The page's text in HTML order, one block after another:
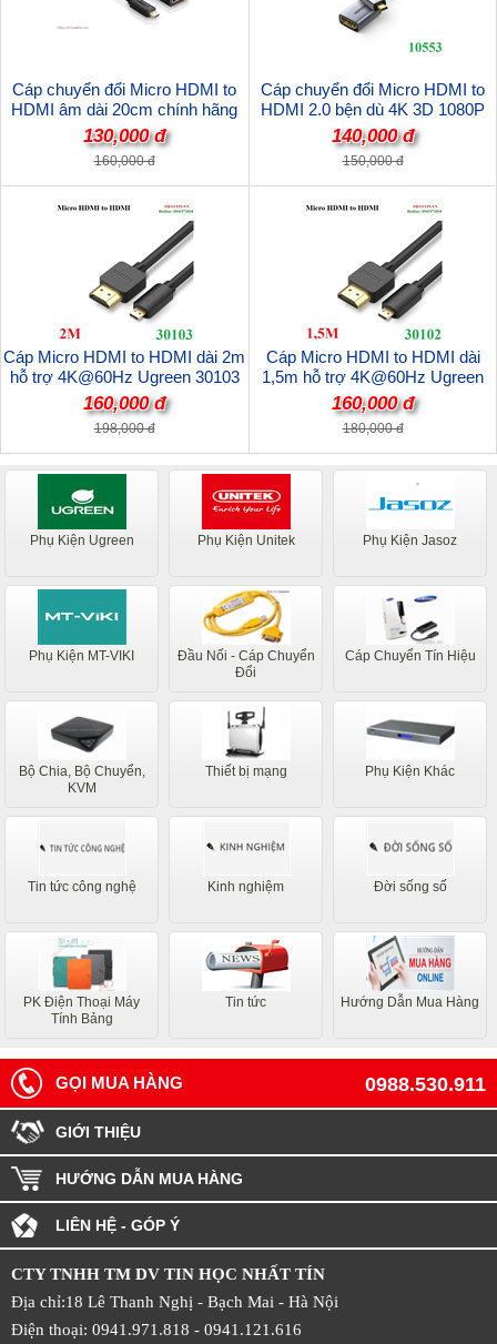
Cáp chuyển đổi Micro HDMI to
HDMI âm dài 20cm chính hãng
Ugreen 20134
130,000 đ
160,000 đ
Cáp chuyển đổi Micro HDMI to
HDMI 2.0 bện dù 4K 3D 1080P
Ugreen 10553 cao cấp
140,000 đ
150,000 đ
Cáp Micro HDMI to HDMI dài 2m
hỗ trợ 4K@60Hz Ugreen 30103
cao cấp
160,000 đ
198,000 đ
Cáp Micro HDMI to HDMI dài
1,5m hỗ trợ 4K@60Hz Ugreen
30102 cao cấp
160,000 đ
180,000 đ
Phụ Kiện Ugreen Phụ Kiện Unitek Phụ Kiện Jasoz
Phụ Kiện MT-VIKI
Đầu Nối - Cáp Chuyển
Đổi
Cáp Chuyển Tín Hiệu
Bộ Chia, Bộ Chuyển,
KVM
Thiết bị mạng Phụ Kiện Khác
Tin tức công nghệ Kinh nghiệm Đời sống số
PK Điện Thoại Máy
Tính Bảng
Tin tức Hướng Dẫn Mua Hàng
0988.530.911
GỌI MUA HÀNG
GIỚI THIỆU
HƯỚNG DẪN MUA HÀNG
LIÊN HỆ - GÓP Ý
CTY TNHH TM DV TIN HỌC NHẤT TÍN
Địa chỉ:18 Lê Thanh Nghị - Bạch Mai - Hà Nội
Điện thoại: 0941.971.818 - 0941.121.616